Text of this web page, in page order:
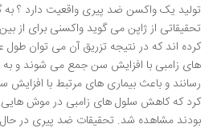
تولید یک واکسن ضد پیری واقعیت دارد ؟ به
تحقیقاتی از ژاپن می گوید واکسنی برای از
کرده اند که در نتیجه تزریق آن می توان طول
های زامبی با افزایش سن جمع می شوند و
رسانند و باعث بیماری های مرتبط با
کرد که کاهش سلول های زامبی در موش هایی
بودند مشاهده شد. تحقیقات ضد پیری در